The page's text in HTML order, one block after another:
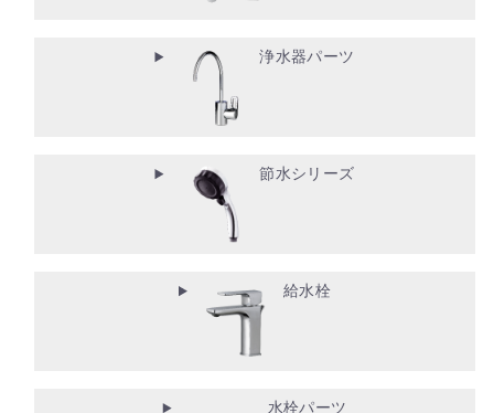
浄水器パーツ
節水シリーズ
給水栓
水栓パーツ